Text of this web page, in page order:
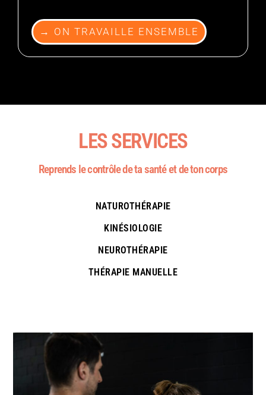
→ ON TRAVAILLE ENSEMBLE
LES SERVICES
Reprends le contrôle de ta santé et de ton corps
NATUROTHÉRAPIE
KINÉSIOLOGIE
NEUROTHÉRAPIE
THÉRAPIE MANUELLE